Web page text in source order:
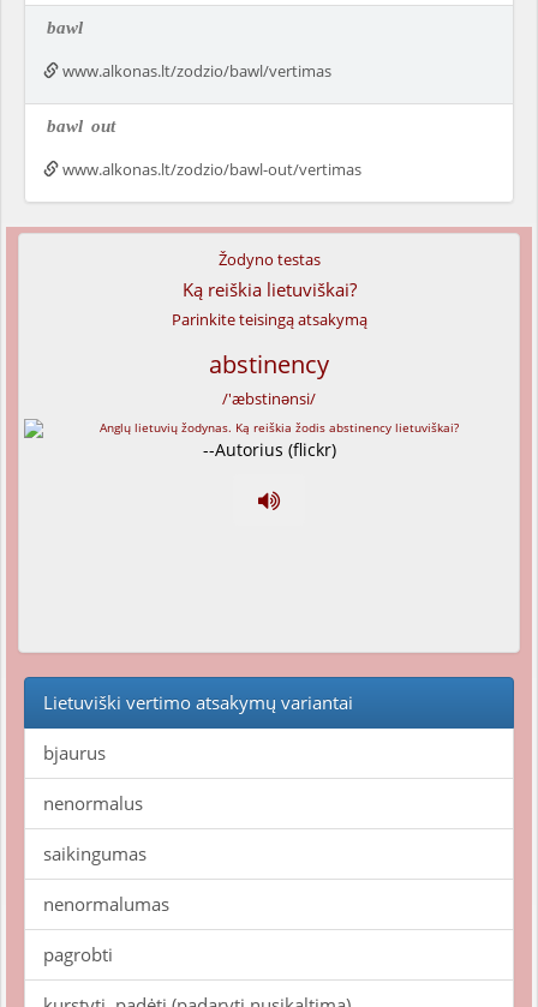
bawl
www.alkonas.lt/zodzio/bawl/vertimas
bawl out
www.alkonas.lt/zodzio/bawl-out/vertimas
Žodyno testas
Ką reiškia lietuviškai?
Parinkite teisingą atsakymą
abstinency
/'æbstinənsi/
--Autorius (flickr)
Lietuviški vertimo atsakymų variantai
bjaurus
nenormalus
saikingumas
nenormalumas
pagrobti